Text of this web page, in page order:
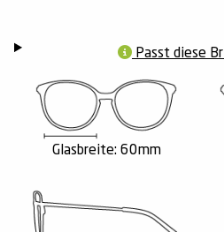
Passt diese
Glasbreite: 60mm